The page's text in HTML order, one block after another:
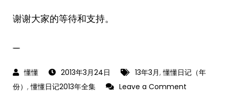
谢谢大家的等待和支持。
_
2013年3月24日 13年3月,懂懂日记（年
份） ,懂懂日记2013年全集 Leave a Comment